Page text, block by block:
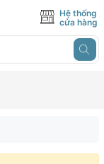
Hệ thống
cửa hàng